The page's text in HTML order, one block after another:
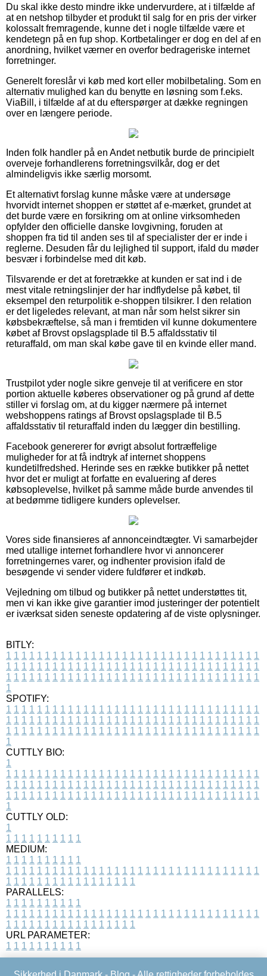
Du skal ikke desto mindre ikke undervurdere, at i tilfælde af
at en netshop tilbyder et produkt til salg for en pris der virker
kolossalt fremragende, kunne det i nogle tilfælde være et
kendetegn på en fup shop. Kortbetalinger er dog en del af en
anordning, hvilket værner en overfor bedrageriske internet
forretninger.
Generelt foreslår vi køb med kort eller mobilbetaling. Som en
alternativ mulighed kan du benytte en løsning som f.eks.
ViaBill, i tilfælde af at du efterspørger at dække regningen
over en længere periode.
Inden folk handler på en Andet netbutik burde de principielt
overveje forhandlerens forretningsvilkår, dog er det
almindeligvis ikke særlig morsomt.
Et alternativt forslag kunne måske være at undersøge
hvorvidt internet shoppen er støttet af e-mærket, grundet at
det burde være en forsikring om at online virksomheden
opfylder den officielle danske lovgivning, foruden at
shoppen fra tid til anden ses til af specialister der er inde i
reglerne. Desuden får du lejlighed til support, ifald du møder
besvær i forbindelse med dit køb.
Tilsvarende er det at foretrække at kunden er sat ind i de
mest vitale retningslinjer der har indflydelse på købet, til
eksempel den returpolitik e-shoppen tilsikrer. I den relation
er det ligeledes relevant, at man når som helst sikrer sin
købsbekræftelse, så man i fremtiden vil kunne dokumentere
købet af Brovst opslagsplade til B.5 affaldsstativ til
returaffald, om man skal købe gave til en kvinde eller mand.
Trustpilot yder nogle sikre genveje til at verificere en stor
portion aktuelle køberes observationer og på grund af dette
stiller vi forslag om, at du kigger nærmere på internet
webshoppens ratings af Brovst opslagsplade til B.5
affaldsstativ til returaffald inden du lægger din bestilling.
Facebook genererer for øvrigt absolut fortræffelige
muligheder for at få indtryk af internet shoppens
kundetilfredshed. Herinde ses en række butikker på nettet
hvor det er muligt at forfatte en evaluering af deres
købsoplevelse, hvilket på samme måde burde anvendes til
at bedømme tidligere kunders oplevelser.
Vores side finansieres af annonceindtægter. Vi samarbejder
med utallige internet forhandlere hvor vi annoncerer
forretningernes varer, og indhenter provision ifald de
besøgende vi sender videre fuldfører et indkøb.
Vejledning om tilbud og butikker på nettet understøttes tit,
men vi kan ikke give garantier imod justeringer der potentielt
er iværksat siden seneste opdatering af de viste oplysninger.
BITLY:
1 1 1 1 1 1 1 1 1 1 1 1 1 1 1 1 1 1 1 1 1 1 1 1 1 1 1 1 1 1 1 1 1
1 1 1 1 1 1 1 1 1 1 1 1 1 1 1 1 1 1 1 1 1 1 1 1 1 1 1 1 1 1 1 1 1
1 1 1 1 1 1 1 1 1 1 1 1 1 1 1 1 1 1 1 1 1 1 1 1 1 1 1 1 1 1 1 1 1
1
SPOTIFY:
1 1 1 1 1 1 1 1 1 1 1 1 1 1 1 1 1 1 1 1 1 1 1 1 1 1 1 1 1 1 1 1 1
1 1 1 1 1 1 1 1 1 1 1 1 1 1 1 1 1 1 1 1 1 1 1 1 1 1 1 1 1 1 1 1 1
1 1 1 1 1 1 1 1 1 1 1 1 1 1 1 1 1 1 1 1 1 1 1 1 1 1 1 1 1 1 1 1 1
1
CUTTLY BIO:
1
1 1 1 1 1 1 1 1 1 1 1 1 1 1 1 1 1 1 1 1 1 1 1 1 1 1 1 1 1 1 1 1 1
1 1 1 1 1 1 1 1 1 1 1 1 1 1 1 1 1 1 1 1 1 1 1 1 1 1 1 1 1 1 1 1 1
1 1 1 1 1 1 1 1 1 1 1 1 1 1 1 1 1 1 1 1 1 1 1 1 1 1 1 1 1 1 1 1 1
1
CUTTLY OLD:
1
1 1 1 1 1 1 1 1 1 1
MEDIUM:
1 1 1 1 1 1 1 1 1 1
1 1 1 1 1 1 1 1 1 1 1 1 1 1 1 1 1 1 1 1 1 1 1 1 1 1 1 1 1 1 1 1 1
1 1 1 1 1 1 1 1 1 1 1 1 1 1 1 1 1
PARALLELS:
1 1 1 1 1 1 1 1 1 1
1 1 1 1 1 1 1 1 1 1 1 1 1 1 1 1 1 1 1 1 1 1 1 1 1 1 1 1 1 1 1 1 1
1 1 1 1 1 1 1 1 1 1 1 1 1 1 1 1 1
URL PARAMETER:
1 1 1 1 1 1 1 1 1 1